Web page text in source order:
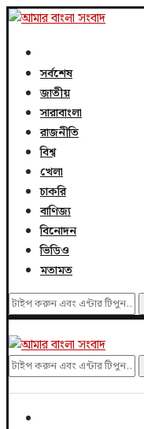
সর্বশেষ
জাতীয়
সারাবাংলা
রাজনীতি
বিশ্ব
খেলা
চাকরি
বাণিজ্য
বিনোদন
ভিডিও
মতামত